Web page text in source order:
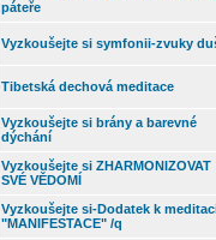
páteře
Vyzkoušejte si symfonii-zvuky
Tibetská dechová meditace
Vyzkoušejte si brány a barevné
dýchání
Vyzkoušejte si ZHARMONIZOVAT
SVÉ VĚDOMÍ
Vyzkoušejte si-Dodatek k
"MANIFESTACE" /q